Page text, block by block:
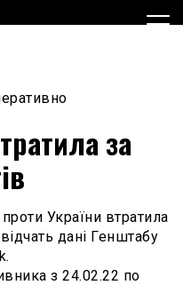
за
України втратила
дані Генштабу
з 24.02.22 по